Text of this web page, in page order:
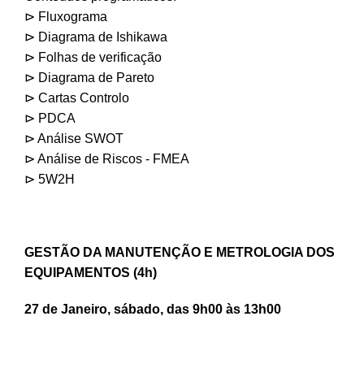
⊳ Fluxograma
⊳ Diagrama de Ishikawa
⊳ Folhas de verificação
⊳ Diagrama de Pareto
⊳ Cartas Controlo
⊳ PDCA
⊳ Análise SWOT
⊳ Análise de Riscos - FMEA
⊳ 5W2H
GESTÃO DA MANUTENÇÃO E METROLOGIA DOS
EQUIPAMENTOS (4h)
27 de Janeiro, sábado, das 9h00 às 13h00